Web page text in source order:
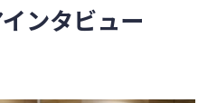
ンタビュー